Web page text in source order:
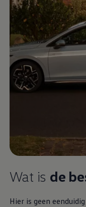
Wat is de
Hier is geen